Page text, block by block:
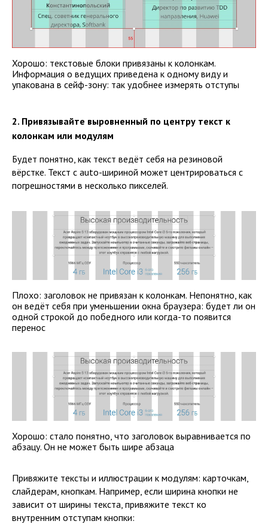
Хорошо: текстовые блоки привязаны к колонкам.
Информация о ведущих приведена к одному виду и
упакована в сейф-зону: так удобнее измерять отступы
2. Привязывайте выровненный по центру текст к
колонкам или модулям
Будет понятно, как текст ведёт себя на резиновой
вёрстке. Текст с auto-шириной может центрироваться с
погрешностями в несколько пикселей.
Плохо: заголовок не привязан к колонкам. Непонятно, как
он ведёт себя при уменьшении окна браузера: будет ли он
одной строкой до победного или когда-то появится
перенос
Хорошо: стало понятно, что заголовок выравнивается по
абзацу. Он не может быть шире абзаца
Привяжите тексты и иллюстрации к модулям: карточкам,
слайдерам, кнопкам. Например, если ширина кнопки не
зависит от ширины текста, привяжите текст ко
внутренним отступам кнопки: